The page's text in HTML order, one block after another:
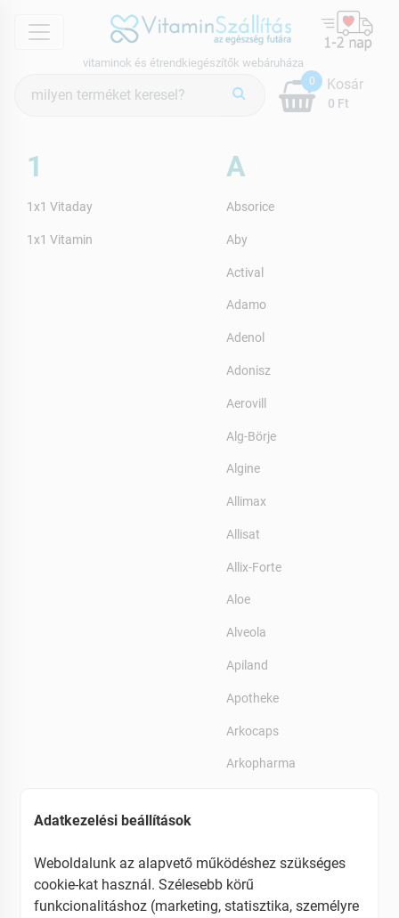
menu
vitaminok és étrendkiegészítők webáruháza
keresés
0
0 Ft
Kosár
1
1x1 Vitaday
1x1 Vitamin
A
Absorice
Aby
Actival
Adamo
Adenol
Adonisz
Aerovill
Alg-Börje
Algine
Allimax
Allisat
Allix-Forte
Aloe
Alveola
Apiland
Apotheke
Arkocaps
Arkopharma
Artemizia
Ashaninka
Adatkezelési beállítások
Weboldalunk az alapvető működéshez szükséges
cookie-kat használ. Szélesebb körű
funkcionalitáshoz (marketing, statisztika, személyre